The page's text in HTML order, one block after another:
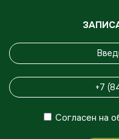
Согласен на